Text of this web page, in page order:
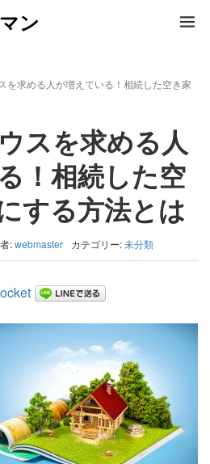
ン
を求める人が増えている！相続した空き家
スを求める人
！相続した空
する方法とは
:webmaster カテゴリー:未分類